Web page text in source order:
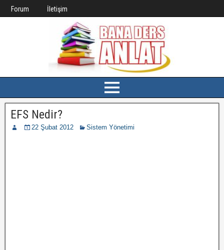
Forum İletişim
EFS Nedir?
22 Şubat 2012 Sistem Yönetimi